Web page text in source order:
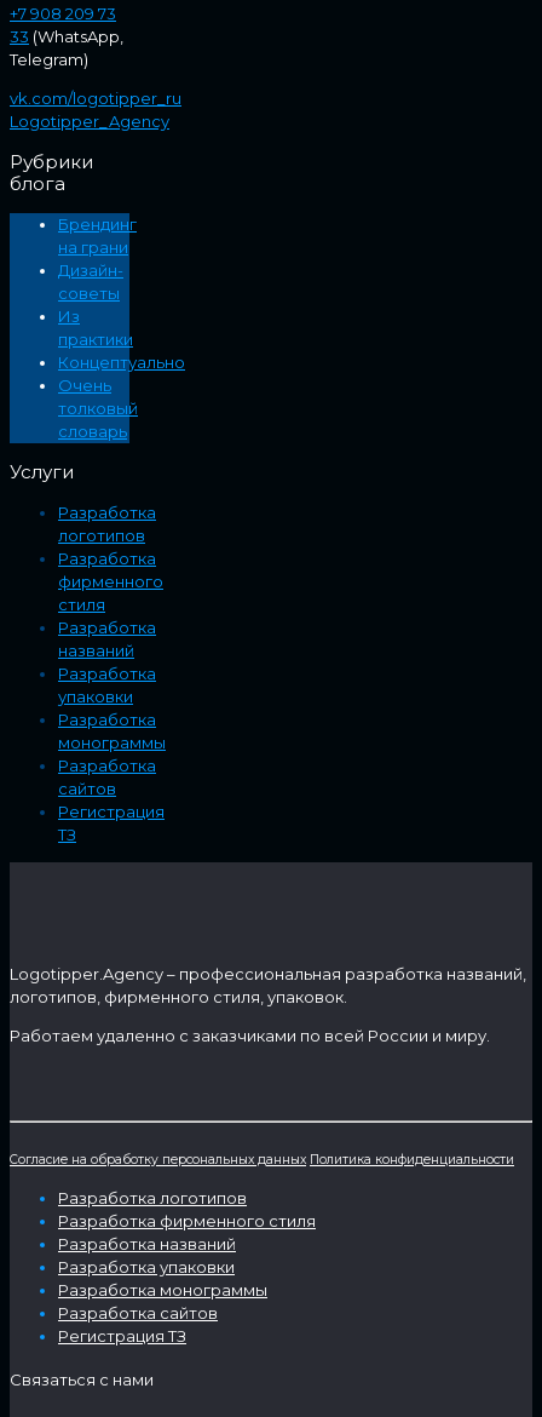
+7 908 209 73
33 (WhatsApp,
Telegram)
vk.com/logotipper_ru
Logotipper_Agency
Рубрики
блога
Брендинг
на грани
Дизайн-
советы
Из
практики
Концептуально
Очень
толковый
словарь
Услуги
Разработка
логотипов
Разработка
фирменного
стиля
Разработка
названий
Разработка
упаковки
Разработка
монограммы
Разработка
сайтов
Регистрация
ТЗ
Logotipper.Agency – профессиональная разработка названий,
логотипов, фирменного стиля, упаковок.
Работаем удаленно с заказчиками по всей России и миру.
Согласие на обработку персональных данных Политика конфиденциальности
Разработка логотипов
Разработка фирменного стиля
Разработка названий
Разработка упаковки
Разработка монограммы
Разработка сайтов
Регистрация ТЗ
Связаться с нами